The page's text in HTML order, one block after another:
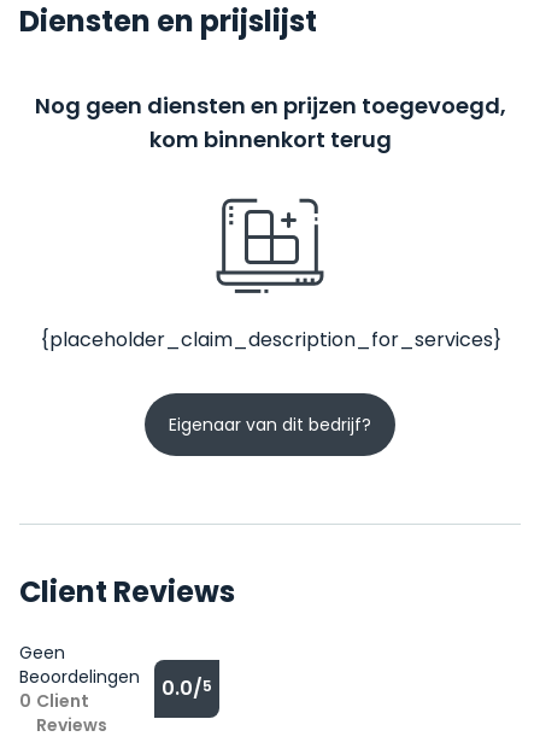
Diensten en prijslijst
Nog geen diensten en prijzen toegevoegd,
kom binnenkort terug
{placeholder_claim_description_for_services}
Eigenaar van dit bedrijf?
Client Reviews
Geen
Beoordelingen
0 Client
Reviews
0.0/5